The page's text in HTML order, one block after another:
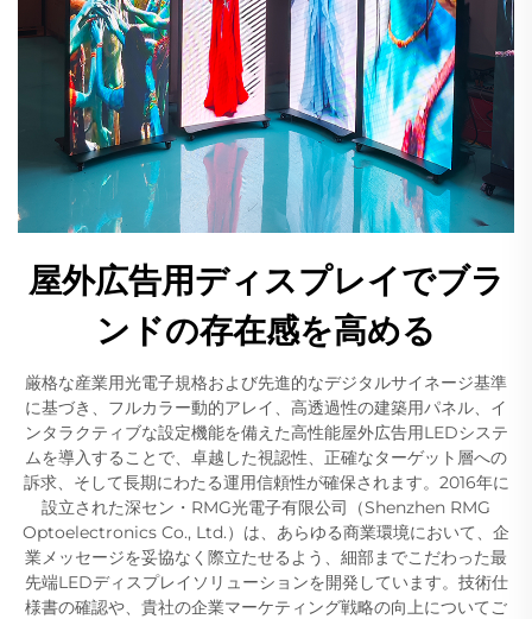
屋外広告用ディスプレイでブラ
ンドの存在感を高める
厳格な産業用光電子規格および先進的なデジタルサイネージ基準
に基づき、フルカラー動的アレイ、高透過性の建築用パネル、イ
ンタラクティブな設定機能を備えた高性能屋外広告用LEDシステ
ムを導入することで、卓越した視認性、正確なターゲット層への
訴求、そして長期にわたる運用信頼性が確保されます。2016年に
設立された深セン・RMG光電子有限公司（Shenzhen RMG
Optoelectronics Co., Ltd.）は、あらゆる商業環境において、企
業メッセージを妥協なく際立たせるよう、細部までこだわった最
先端LEDディスプレイソリューションを開発しています。技術仕
様書の確認や、貴社の企業マーケティング戦略の向上についてご